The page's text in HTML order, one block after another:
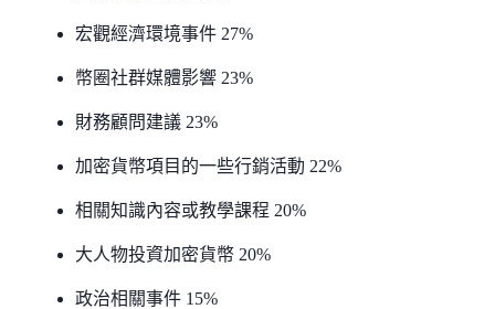
宏觀經濟環境事件 27%
幣圈社群媒體影響 23%
財務顧問建議 23%
加密貨幣項目的一些行銷活動 22%
相關知識內容或教學課程 20%
大人物投資加密貨幣 20%
政治相關事件 15%